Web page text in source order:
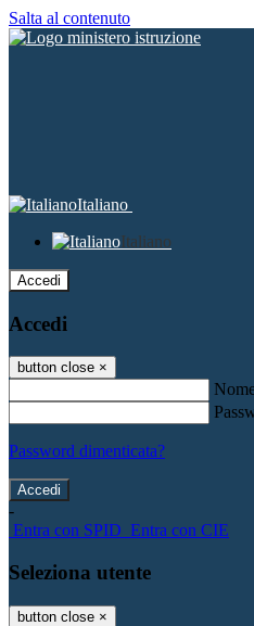
Salta al contenuto
Italiano
Italiano
Accedi
Accedi
button close ×
Password dimenticata?
-
Entra con SPID Entra con CIE
Seleziona utente
button close ×